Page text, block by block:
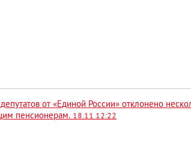
от «Единой России» отклонено
пенсионерам. 18.11 12:22